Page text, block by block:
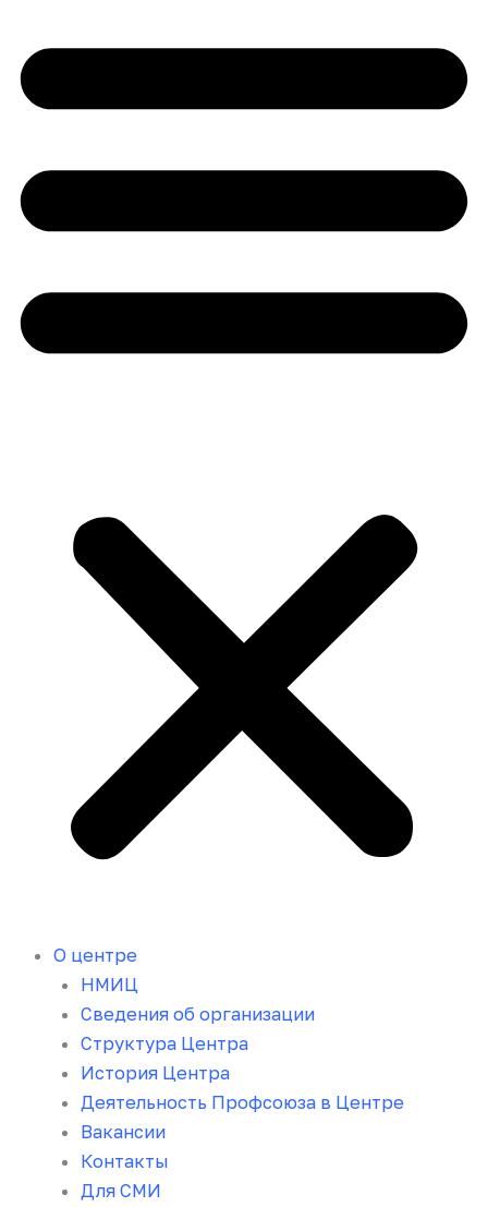
О центре
НМИЦ
Сведения об организации
Структура Центра
История Центра
Деятельность Профсоюза в Центре
Вакансии
Контакты
Для СМИ